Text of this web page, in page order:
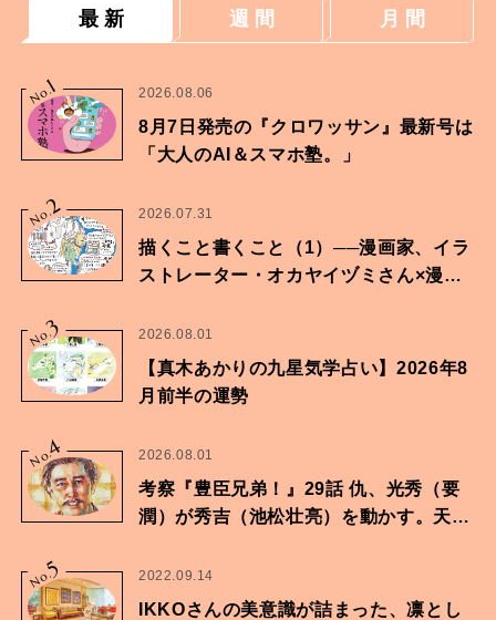
最 新 週 間 月 間
No.
1 2026.08.06
8月7日発売の『クロワッサン』最新号は
「大人のAI＆スマホ塾。」
No.2 2026.07.31
描くこと書くこと（1）──漫画家、イラ
ストレーター・オカヤイヅミさん×漫画
No.3 2026.08.01
【真木あかりの九星気学占い】2026年8
月前半の運勢
No.
4 2026.08.01
考察『豊臣兄弟！』29話 仇、光秀（要
潤）が秀吉（池松壮亮）を動かす。天下
No.5 2022.09.14
IKKOさんの美意識が詰まった、凛とし